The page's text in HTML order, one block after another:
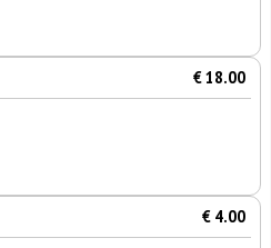
€ 18.00
€ 4.00